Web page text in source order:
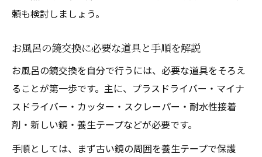
頼も検討しましょう。
お風呂の鏡交換に必要な道具と手順を解説
お風呂の鏡交換を自分で行うには、必要な道具をそろえ
ることが第一歩です。主に、プラスドライバー・マイナ
スドライバー・カッター・スクレーパー・耐水性接着
剤・新しい鏡・養生テープなどが必要です。
手順としては、まず古い鏡の周囲を養生テープで保護